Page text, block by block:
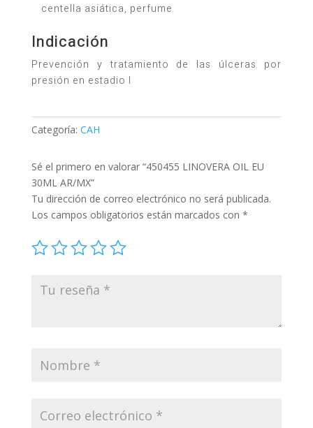
centella asiática, perfume
Indicación
Prevención y tratamiento de las úlceras por
presión en estadio I
Categoría: CAH
Sé el primero en valorar “450455 LINOVERA OIL EU
30ML AR/MX”
Tu dirección de correo electrónico no será publicada.
Los campos obligatorios están marcados con *